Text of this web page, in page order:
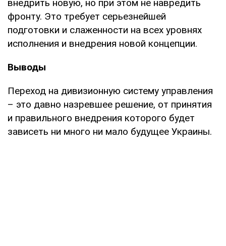
внедрить новую, но при этом не навредить
фронту. Это требует серьезнейшей
подготовки и слаженности на всех уровнях
исполнения и внедрения новой концепции.
Выводы
Переход на дивизионную систему управления
– это давно назревшее решение, от принятия
и правильного внедрения которого будет
зависеть ни много ни мало будущее Украины.